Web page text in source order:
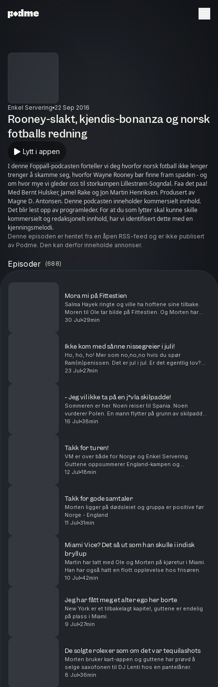
Enkel Servering 22 Sep 2016
Rooney-slakt, kjendis-bonanza og norsk
fotballs redning
Lytt i appen
I denne Foppall-podcasten forteller vi deg hvorfor norsk fotball ikke lenger
trenger å skamme seg, hvorfor Wayne Rooney bør finne fram spaden - og
om hvor mye vi gleder oss til storkampen Lillestrøm-Sogndal. Faa det paa!
Med Bernt Hulsker, Jamel Rake og Jon Martin Henriksen. Produsert av
Magne D. Antonsen. Denne podcasten inneholder kommersielt innhold.
Det blir lest opp av programleder. For at du som lytter skal kunne skille
kommersielt og redaksjonelt innhold, har vi identifisert dette med en
kjenningsmelodi.
Denne episoden er hentet fra en åpen RSS-feed og er ikke publisert
av Podme. Den kan derfor inneholde annonser.
Episoder (688)
Mora mi på Fittestien
Salma Hayek ringte og ville ha hoftene sine tilbake.
Moren til Ole tar bilde på Fittestien. Og Morten har
visst en greie med å krangle med dyr. Middagstips:
30 Jul 29min
Ikke kom med sånne nissegreier i juli!
Ho, ho, ho! Mer som no,no,no hvis du spør
Ram(m)penissen. Det er jul i jul. Er det egentlig lov?
Hvilken sunn matrett vil du egentlig at skal smake
23 Jul 27min
- Jeg vil ikke ta på en j*vla skilpadde!
Sommeren er her. Noen reiser til Spania. Noen
vurderer Polen. En mann flytter på grunn av skilpadder.
Livet tar folk i forskjellige retninger.Middagstips:
16 Jul 38min
Takk for turen!
VM er over både for Norge og Enkel Servering.
Guttene oppsummerer England-kampen og
mesterskapet. Takk for følget!
12 Jul 18min
Takk for gode samtaler
Morten ligger på dødsleiet og gruppa er positive før
Norge - England
11 Jul 31min
Miami Vice? Det så ut som han skulle i indisk
bryllup
Martin har tatt med Ole og Morten på kjøretur i Miami.
Han har også hatt en flott opplevelse hos frisøren.
10 Jul 42min
Jeg har fått meg et alter ego her borte
New York er et tilbakelagt kapitel, guttene er endelig
på plass i Miami.
9 Jul 27min
De solgte rolexer som om det var tequilashots
Morten bruker kart-appen og guttene har prøvd å
selge saxofonen til DJ Lenti hos en pantelåner.
8 Jul 36min